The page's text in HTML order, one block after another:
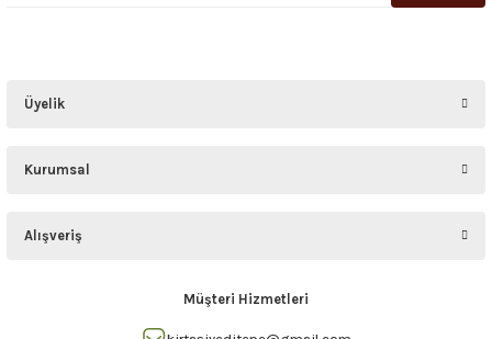
Üyelik
Kurumsal
Alışveriş
Müşteri Hizmetleri